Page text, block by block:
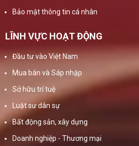
Bảo mật thông tin cá nhân
LĨNH VỰC HOẠT ĐỘNG
Đầu tư vào Việt Nam
Mua bán và Sáp nhập
Sở hữu trí tuệ
Luật sư dân sự
Bất động sản, xây dựng
Doanh nghiệp - Thương mại